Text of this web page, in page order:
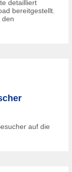
detailliert
bereitgestellt.
den
auf die